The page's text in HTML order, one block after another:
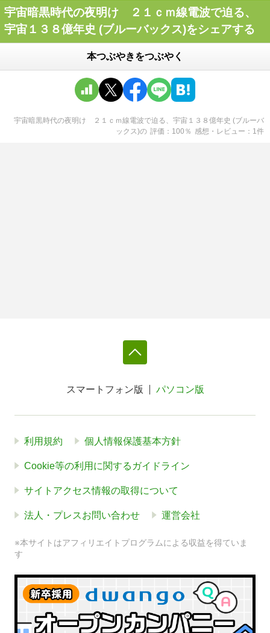
宇宙暗黒時代の夜明け ２１ｃｍ線電波で迫る、
宇宙１３８億年史 (ブルーバックス)をシェアする
本つぶやきをつぶやく
宇宙暗黒時代の夜明け ２１ｃｍ線電波で迫る、宇宙１３８億年史 (ブルーバ
ックス)の 評価 100 ％ 感想・レビュー 1 件
スマートフォン版 パソコン版
利用規約 個人情報保護基本方針
Cookie等の利用に関するガイドライン
サイトアクセス情報の取得について
法人・プレスお問い合わせ 運営会社
※本サイトはアフィリエイトプログラムによる収益を得ていま
す